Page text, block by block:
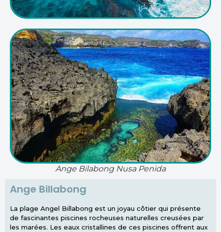
Ange Bilabong Nusa Penida
Ange Billabong
La plage Angel Billabong est un joyau côtier qui présente
de fascinantes piscines rocheuses naturelles creusées par
les marées. Les eaux cristallines de ces piscines offrent aux